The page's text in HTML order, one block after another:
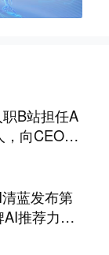
B站担任A
，向CEO陈
蓝发布第
推荐力名